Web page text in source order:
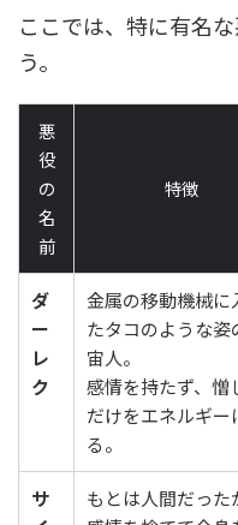
ここでは、特に有名
う。
悪
役
の
名
前
特徴
ダ
ー
レ
ク
金属の移動機械に
たタコのような姿
宙人。
感情を持たず、憎
だけをエネルギー
る。
サ
もとは人間だった